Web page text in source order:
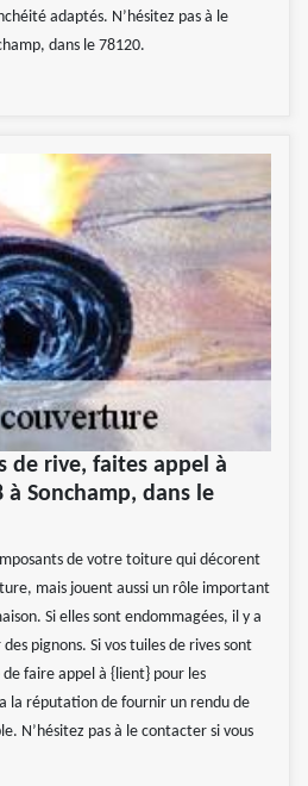
adaptés. N’hésitez pas à le
dans le 78120.
de rive, faites appel à
Sonchamp, dans le
de votre toiture qui décorent
mais jouent aussi un rôle important
Si elles sont endommagées, il y a
pignons. Si vos tuiles de rives sont
faire appel à {lient} pour les
la réputation de fournir un rendu de
N’hésitez pas à le contacter si vous